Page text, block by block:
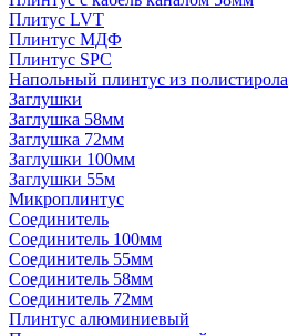
Плитус LVT
Плинтус МДФ
Плинтус SPC
Напольный плинтус из полистирола
Заглушки
Заглушка 58мм
Заглушка 72мм
Заглушки 100мм
Заглушки 55м
Микроплинтус
Соединитель
Соединитель 100мм
Соединитель 55мм
Соединитель 58мм
Соединитель 72мм
Плинтус алюминиевый